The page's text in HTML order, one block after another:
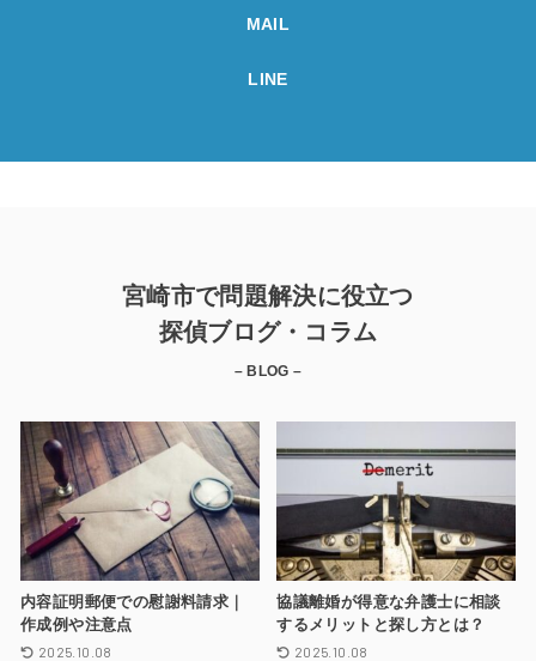
MAIL
LINE
宮崎市で問題解決に役立つ
探偵ブログ・コラム
– BLOG –
内容証明郵便での慰謝料請求｜
作成例や注意点
2025.10.08
協議離婚が得意な弁護士に相談
するメリットと探し方とは？
2025.10.08